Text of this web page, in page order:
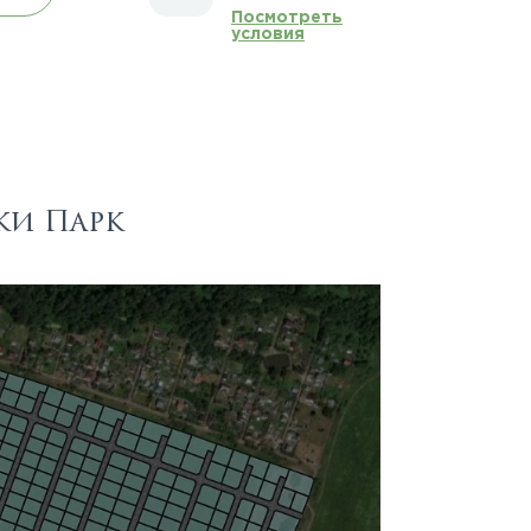
Посмотреть
условия
Парк